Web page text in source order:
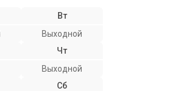
Вт
Выходной
Чт
Выходной
Сб